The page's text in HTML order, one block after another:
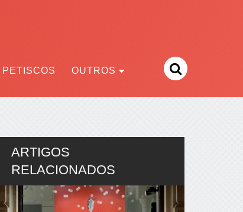
OUTROS
ARTIGOS
RELACIONADOS